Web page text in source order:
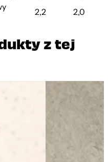
2,2 2,0
z tej